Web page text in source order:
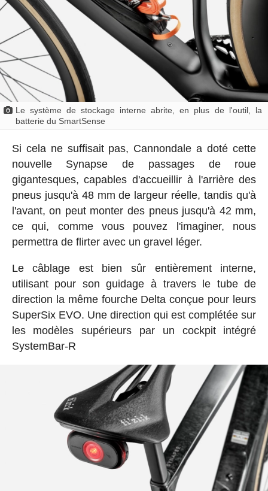
Le système de stockage interne abrite, en plus de l'outil, la
batterie du SmartSense
Si cela ne suffisait pas, Cannondale a doté cette
nouvelle Synapse de passages de roue
gigantesques, capables d'accueillir à l'arrière des
pneus jusqu'à 48 mm de largeur réelle, tandis qu'à
l'avant, on peut monter des pneus jusqu'à 42 mm,
ce qui, comme vous pouvez l'imaginer, nous
permettra de flirter avec un gravel léger.
Le câblage est bien sûr entièrement interne,
utilisant pour son guidage à travers le tube de
direction la même fourche Delta conçue pour leurs
SuperSix EVO. Une direction qui est complétée sur
les modèles supérieurs par un cockpit intégré
SystemBar-R